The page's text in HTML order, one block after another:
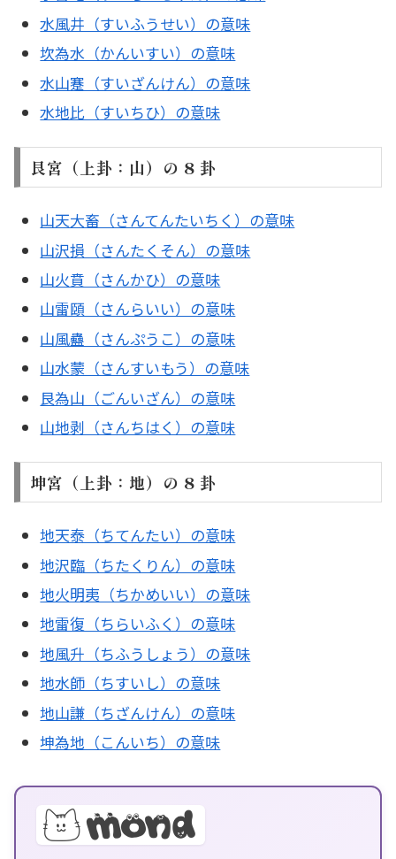
水風井（すいふうせい）の意味
坎為水（かんいすい）の意味
水山蹇（すいざんけん）の意味
水地比（すいちひ）の意味
艮宮（上卦：山）の 8 卦
山天大畜（さんてんたいちく）の意味
山沢損（さんたくそん）の意味
山火賁（さんかひ）の意味
山雷頤（さんらいい）の意味
山風蠱（さんぷうこ）の意味
山水蒙（さんすいもう）の意味
艮為山（ごんいざん）の意味
山地剥（さんちはく）の意味
坤宮（上卦：地）の 8 卦
地天泰（ちてんたい）の意味
地沢臨（ちたくりん）の意味
地火明夷（ちかめいい）の意味
地雷復（ちらいふく）の意味
地風升（ちふうしょう）の意味
地水師（ちすいし）の意味
地山謙（ちざんけん）の意味
坤為地（こんいち）の意味